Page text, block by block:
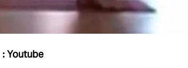
: Youtube